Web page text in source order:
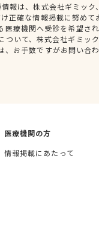
報は、株式会社ギミッ
正確な情報掲載に努め
医療機関へ受診を希望さ
ついて、株式会社ギミッ
、お手数ですがお問い合
医療機関の方
情報掲載にあたって